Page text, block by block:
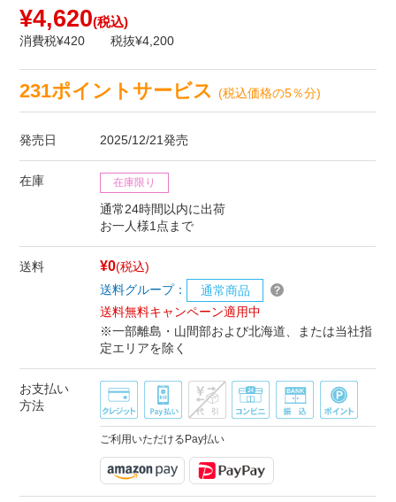
¥4,620(税込)
消費税¥420 税抜¥4,200
231ポイントサービス(税込価格の5％分)
発売日 2025/12/21発売
在庫 在庫限り
通常24時間以内に出荷
お一人様1点まで
送料 ¥0(税込)
送料グループ：
通常商品
送料無料キャンペーン適用中
※一部離島・山間部および北海道、または当社指
定エリアを除く
お支払い
方法
ご利用いただけるPay払い